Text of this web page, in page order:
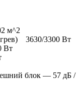
м^2
3630/3300 Вт
Вт
блок — 57 дБ /